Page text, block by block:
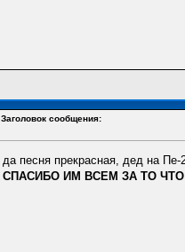
Заголовок сообщения:
да песня прекрасная, дед на
СПАСИБО ИМ ВСЕМ ЗА ТО